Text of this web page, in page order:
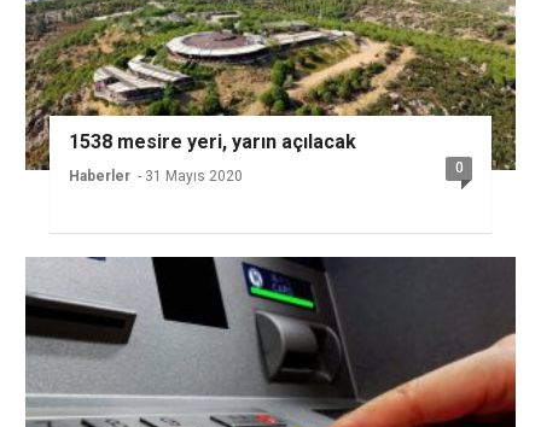
1538 mesire yeri, yarın açılacak
Haberler - 31 Mayıs 2020 0